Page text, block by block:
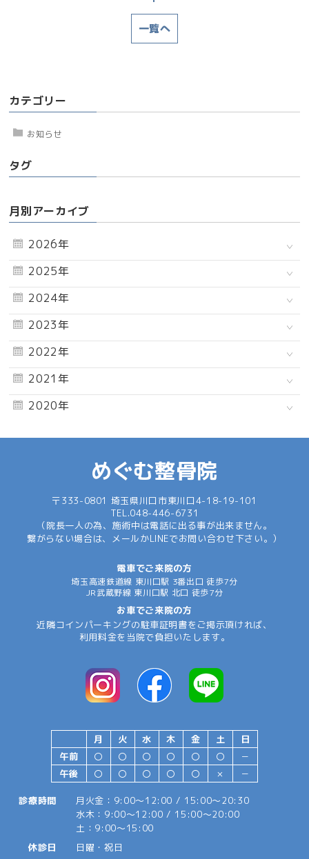
一覧へ
カテゴリー
お知らせ
タグ
月別アーカイブ
2026年
2025年
2024年
2023年
2022年
2021年
2020年
めぐむ整骨院
〒333-0801 埼玉県川口市東川口4-18-19-101
TEL.048-446-6731
（院長一人の為、施術中は電話に出る事が出来ません。
繋がらない場合は、メールかLINEでお問い合わせ下さい。）
電車でご来院の方
埼玉高速鉄道線 東川口駅 3番出口 徒歩7分
JR武蔵野線 東川口駅 北口 徒歩7分
お車でご来院の方
近隣コインパーキングの駐車証明書をご掲示頂ければ、
利用料金を当院で負担いたします。
月 火 水 木 金 土
日
午前
〇 〇 〇 〇 〇 〇
－
午後
〇 〇 〇 〇 〇 × －
診療時間
月火金：9:00～12:00 / 15:00～20:30
水木：9:00～12:00 / 15:00～20:00
土：9:00～15:00
休診日
日曜・祝日